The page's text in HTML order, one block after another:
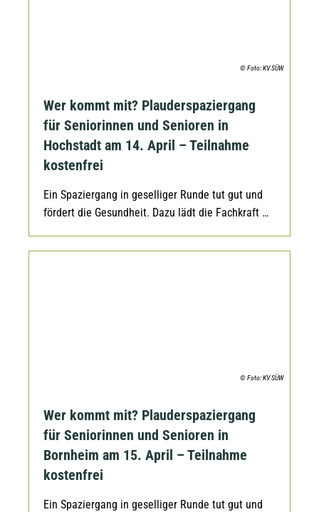
© Foto: KV SÜW
Wer kommt mit? Plauderspaziergang
für Seniorinnen und Senioren in
Hochstadt am 14. April – Teilnahme
kostenfrei
Ein Spaziergang in geselliger Runde tut gut und
fördert die Gesundheit. Dazu lädt die Fachkraft …
© Foto: KV SÜW
Wer kommt mit? Plauderspaziergang
für Seniorinnen und Senioren in
Bornheim am 15. April – Teilnahme
kostenfrei
Ein Spaziergang in geselliger Runde tut gut und